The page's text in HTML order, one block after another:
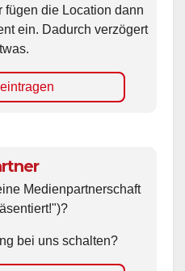
fügen die Location dann
ein. Dadurch verzögert
Medienpartnerschaft
bei uns schalten?